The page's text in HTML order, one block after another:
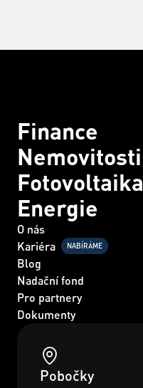
Finance
Nemovitosti
Fotovoltaika
Energie
O nás
Kariéra
NABÍRÁME
Blog
Nadační fond
Pro partnery
Dokumenty
Pobočky